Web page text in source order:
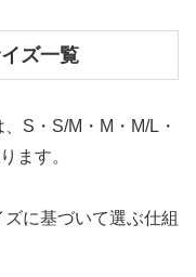
ズ一覧
S・S/M・M・M/L・
ます。
に基づいて選ぶ仕組